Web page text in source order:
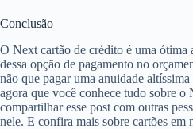
Conclusão
O Next cartão de crédito é uma ótima
dessa opção de pagamento no
não que pagar uma anuidade
agora que você conhece tudo sobre o
compartilhar esse post com outras
nele. E confira mais sobre cartões em